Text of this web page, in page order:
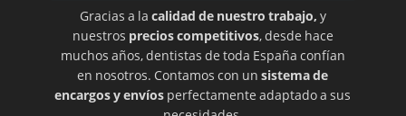
Prótesis dental en Salamanca
Prótesis dental en Zamora
Prótesis dental en Álava
Prótesis dental en Alicante
Gracias a la calidad de nuestro trabajo, y
nuestros precios competitivos, desde hace
muchos años, dentistas de toda España confían
en nosotros. Contamos con unsistema de
encargos y envíos perfectamente adaptado a sus